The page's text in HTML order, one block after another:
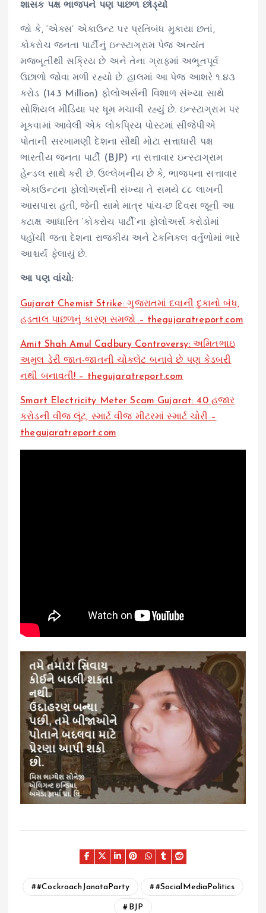
શાસક પક્ષ ભાજપને પણ પાછળ છોડ્યો
જો કે, ‘એક્સ’ એકાઉન્ટ પર પ્રતિબંધ મુકાયા છતાં,
કોકરોચ જનતા પાર્ટીનું ઇન્સ્ટાગ્રામ પેજ અત્યંત
મજબૂતીથી સક્રિય છે અને તેના ગ્રાફમાં અભૂતપૂર્વ
ઉછાળો જોવા મળી રહ્યો છે. હાલમાં આ પેજ આશરે ૧.૪૩
કરોડ (14.3 Million) ફોલોઅર્સની વિશાળ સંખ્યા સાથે
સોશિયલ મીડિયા પર ધૂમ મચાવી રહ્યું છે. ઇન્સ્ટાગ્રામ પર
મૂકવામાં આવેલી એક લોકપ્રિય પોસ્ટમાં સીજેપીએ
પોતાની સરખામણી દેશના સૌથી મોટા સત્તાધારી પક્ષ
ભારતીય જનતા પાર્ટી (BJP) ના સત્તાવાર ઇન્સ્ટાગ્રામ
હેન્ડલ સાથે કરી છે. ઉલ્લેખનીય છે કે, ભાજપના સત્તાવાર
એકાઉન્ટના ફોલોઅર્સની સંખ્યા તે સમયે ૮૮ લાખની
આસપાસ હતી, જેની સામે માત્ર પાંચ-છ દિવસ જૂની આ
કટાક્ષ આધારિત ‘કોકરોચ પાર્ટી’ના ફોલોઅર્સ કરોડોમાં
પહોંચી જતા દેશના રાજકીય અને ટેકનિકલ વર્તુળોમાં ભારે
આશ્ચર્ય ફેલાયું છે.
આ પણ વાંચો:
Gujarat Chemist Strike: ગુજરાતમાં દવાની દુકાનો બંધ,
હડતાલ પાછળનું કારણ સમજો – thegujaratreport.com
Amit Shah Amul Cadbury Controversy: અમિતભાઇ
અમુલ ડેરી જાત-જાતની ચોકલેટ બનાવે છે પણ કેડબરી
નથી બનાવતી! – thegujaratreport.com
Smart Electricity Meter Scam Gujarat: 40 હજાર
કરોડની વીજ લૂંટ, સ્માર્ટ વીજ મીટરમાં સ્માર્ટ ચોરી –
thegujaratreport.com
#CockroachJanataParty #SocialMediaPolitics
BJP